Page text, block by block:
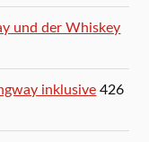
und der Whiskey
inklusive 426